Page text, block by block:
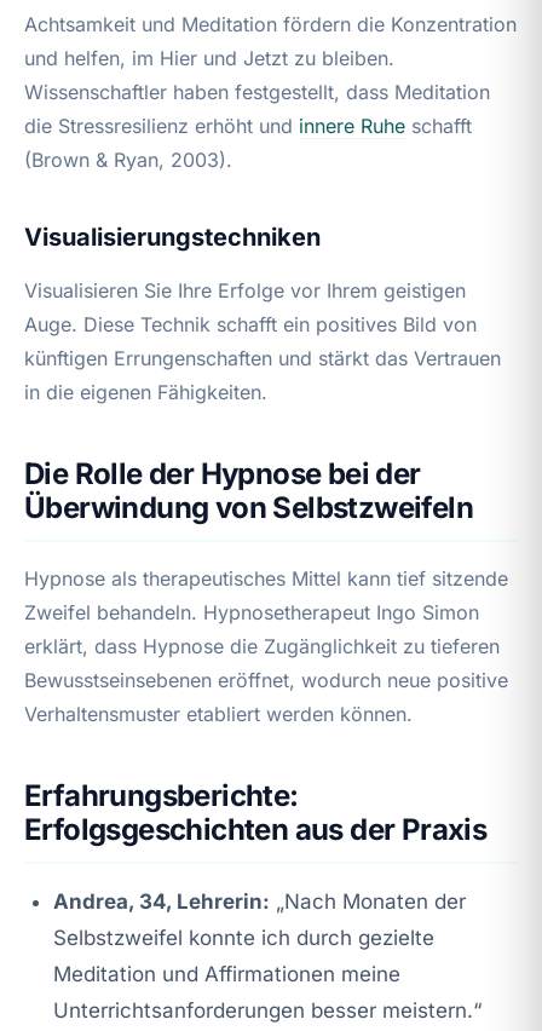
Achtsamkeit und Meditation fördern die Konzentration
und helfen, im Hier und Jetzt zu bleiben.
Wissenschaftler haben festgestellt, dass Meditation
die Stressresilienz erhöht und innere Ruhe schafft
(Brown & Ryan, 2003).
Visualisierungstechniken
Visualisieren Sie Ihre Erfolge vor Ihrem geistigen
Auge. Diese Technik schafft ein positives Bild von
künftigen Errungenschaften und stärkt das Vertrauen
in die eigenen Fähigkeiten.
Die Rolle der Hypnose bei der
Überwindung von Selbstzweifeln
Hypnose als therapeutisches Mittel kann tief sitzende
Zweifel behandeln. Hypnosetherapeut Ingo Simon
erklärt, dass Hypnose die Zugänglichkeit zu tieferen
Bewusstseinsebenen eröffnet, wodurch neue positive
Verhaltensmuster etabliert werden können.
Erfahrungsberichte:
Erfolgsgeschichten aus der Praxis
Andrea, 34, Lehrerin: „Nach Monaten der
Selbstzweifel konnte ich durch gezielte
Meditation und Affirmationen meine
Unterrichtsanforderungen besser meistern.“